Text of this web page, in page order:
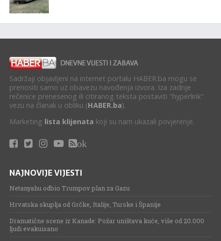
Sadržaji objavljeni na internet portalu HABER.ba mogu se
prenositi samo uz obavezu navođenja izvora. Iza zadnje
rečenice prenesenog ili citiranog teksta postaviti "hyperlink"
vezu na članak u obliku (HABER.ba).
Marketing lista klijenata koji su nam ukazali povjerenje.
ok
NAJNOVIJE VIJESTI
Netanyahu odbio Trumpov plan za Gazu
Hrvatska skuplja od Grčke, Italije, Turske i Španije
Dramatične scene iz Kanade: Požar uništava kuće, više od 20.000
ljudi evakuisano